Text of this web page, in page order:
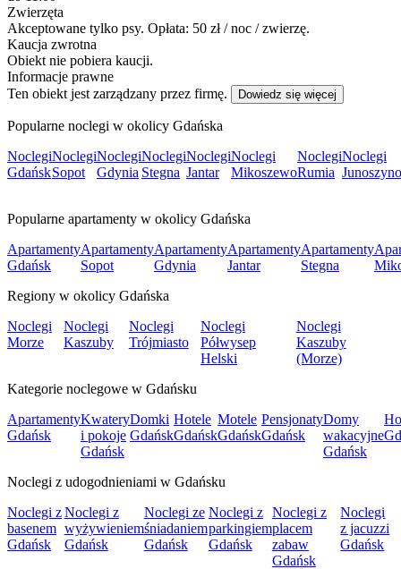
Zwierzęta
Akceptowane tylko psy. Opłata: 50 zł / noc / zwierzę.
Kaucja zwrotna
Obiekt nie pobiera kaucji.
Informacje prawne
Ten obiekt jest zarządzany przez firmę.
Dowiedz się więcej
Popularne noclegi w okolicy Gdańska
Noclegi
Gdańsk
Noclegi
Sopot
Noclegi
Gdynia
Noclegi
Stegna
Noclegi
Jantar
Noclegi
Mikoszewo
Noclegi
Rumia
Noclegi
Junoszyno
Popularne apartamenty w okolicy Gdańska
Apartamenty
Gdańsk
Apartamenty
Sopot
Apartamenty
Gdynia
Apartamenty
Jantar
Apartamenty
Stegna
Regiony w okolicy Gdańska
Noclegi
Morze
Noclegi
Kaszuby
Noclegi
Trójmiasto
Noclegi
Półwysep
Helski
Noclegi
Kaszuby
(Morze)
Kategorie noclegowe w Gdańsku
Apartamenty
Gdańsk
Kwatery
i pokoje
Gdańsk
Domki
Gdańsk
Hotele
Gdańsk
Motele
Gdańsk
Pensjonaty
Gdańsk
Domy
wakacyjne
Gdańsk
Noclegi z udogodnieniami w Gdańsku
Noclegi z
basenem
Gdańsk
Noclegi z
wyżywieniem
Gdańsk
Noclegi ze
śniadaniem
Gdańsk
Noclegi z
parkingiem
Gdańsk
Noclegi z
placem
zabaw
Gdańsk
Noclegi
z jacuzzi
Gdańsk